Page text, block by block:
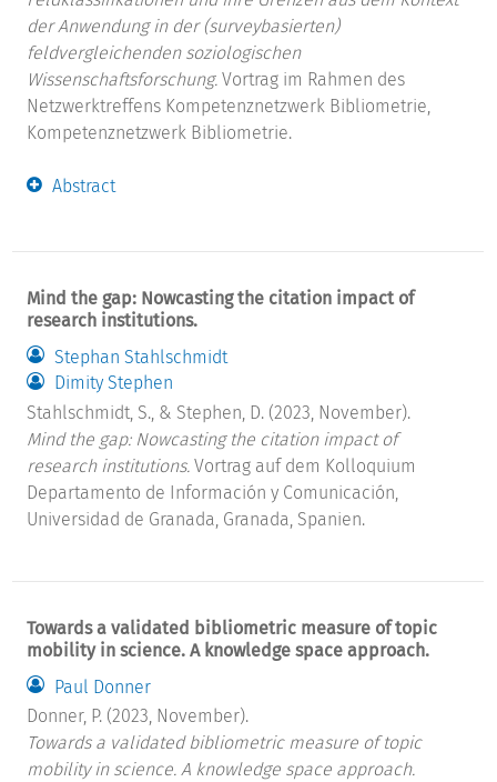
der Anwendung in der (surveybasierten)
feldvergleichenden soziologischen
Wissenschaftsforschung. Vortrag im Rahmen des
Netzwerktreffens Kompetenznetzwerk Bibliometrie,
Kompetenznetzwerk Bibliometrie.
Abstract
Mind the gap: Nowcasting the citation impact of
research institutions.
Stephan Stahlschmidt
Dimity Stephen
Stahlschmidt, S., & Stephen, D. (2023, November).
Mind the gap: Nowcasting the citation impact of
research institutions. Vortrag auf dem Kolloquium
Departamento de Información y Comunicación,
Universidad de Granada, Granada, Spanien.
Towards a validated bibliometric measure of topic
mobility in science. A knowledge space approach.
Paul Donner
Donner, P. (2023, November).
Towards a validated bibliometric measure of topic
mobility in science. A knowledge space approach.